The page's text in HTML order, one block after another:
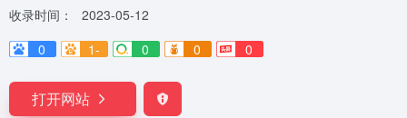
收录时间：
2023-05-12
0
1- 0 0 0
打开网站